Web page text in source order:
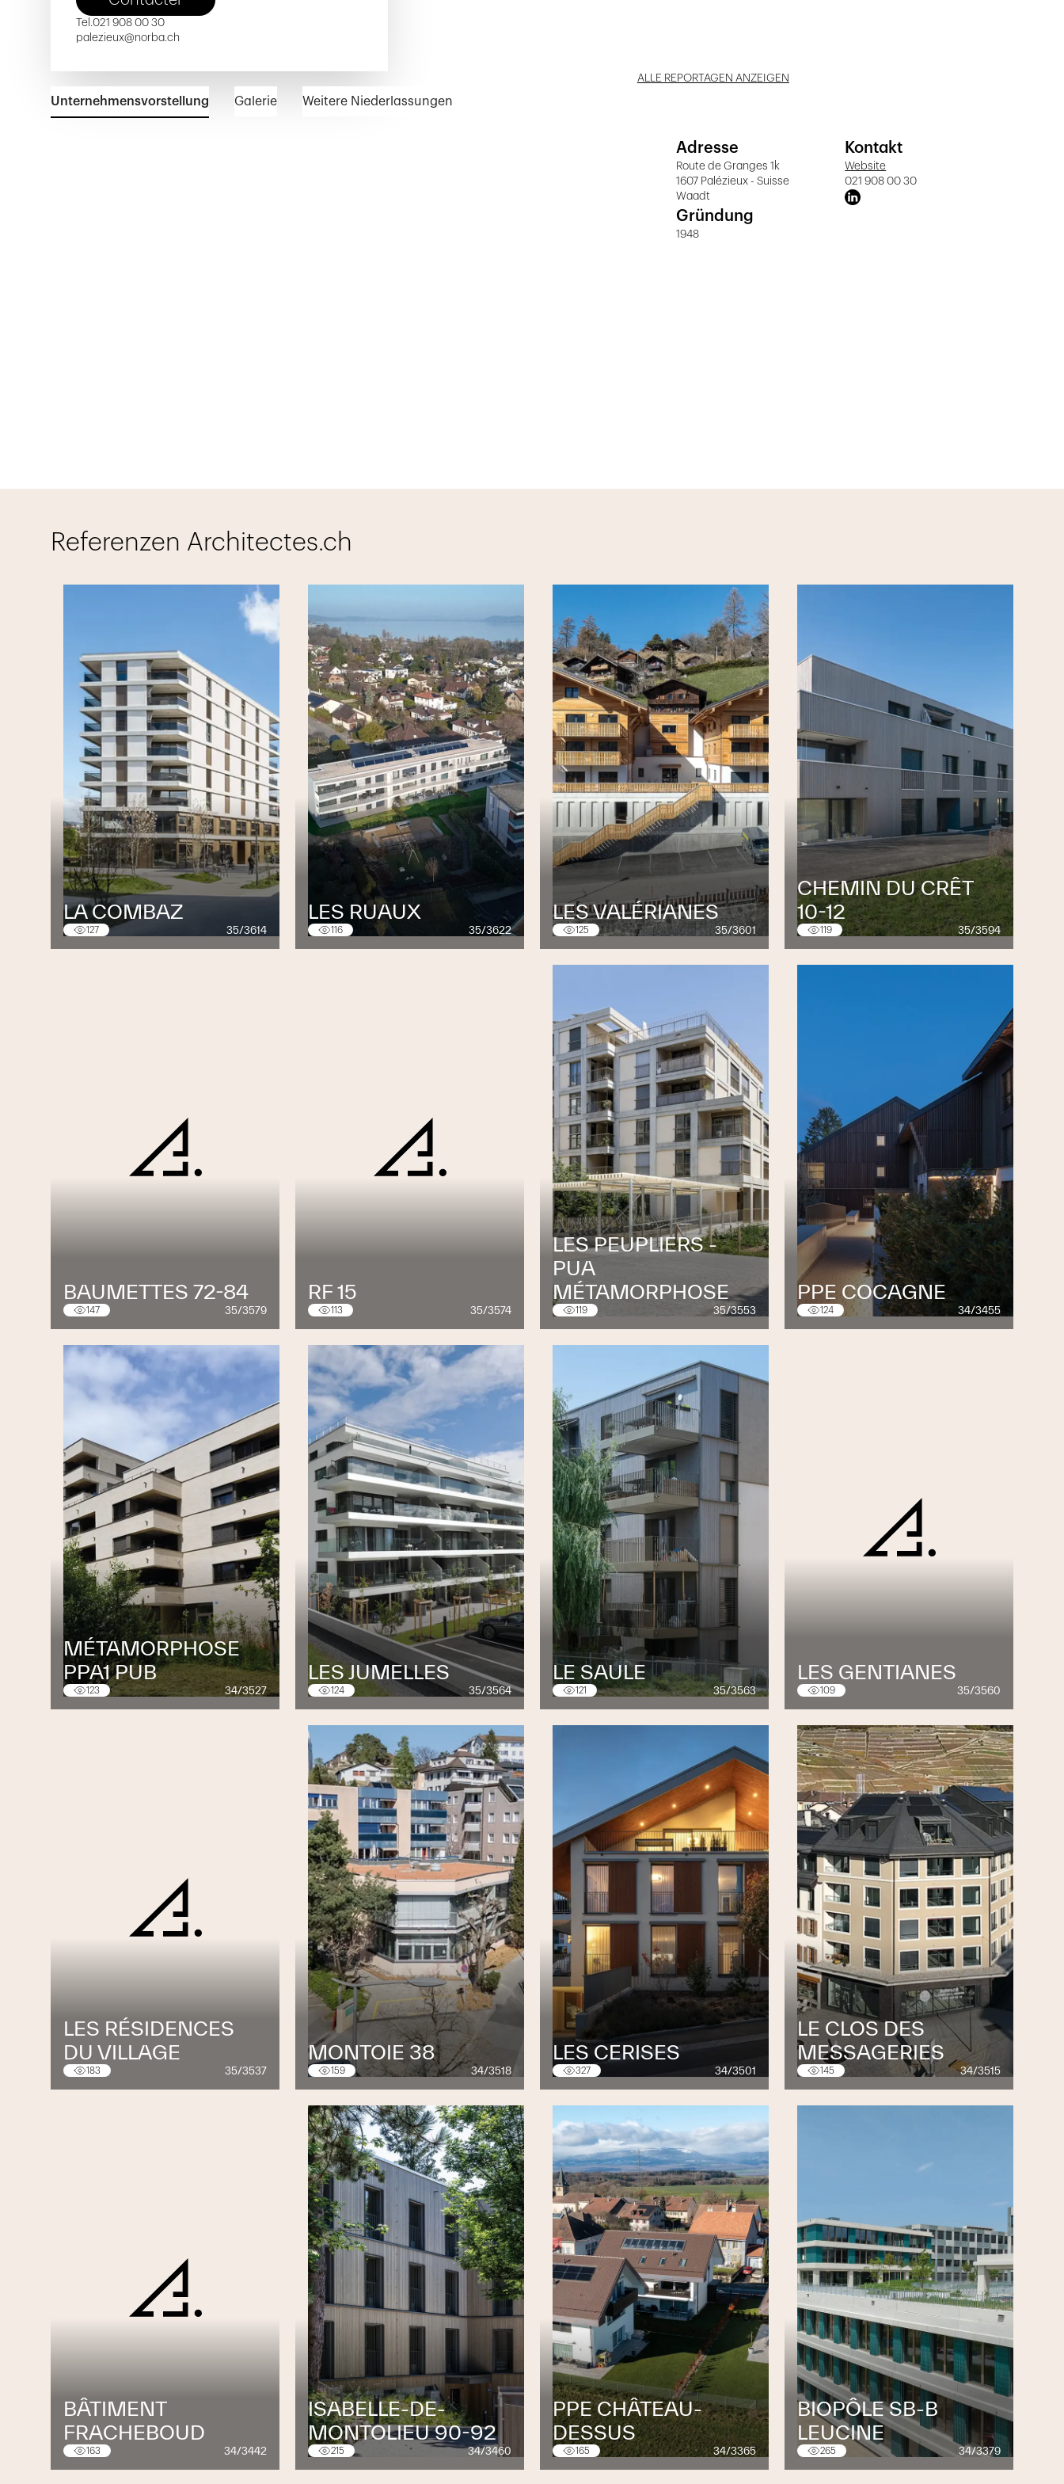
Tel.021 908 00 30
palezieux@norba.ch
ALLE REPORTAGEN ANZEIGEN
Unternehmensvorstellung Galerie Weitere Niederlassungen
Adresse
Route de Granges 1k
1607 Palézieux - Suisse
Waadt
Kontakt
Website
021 908 00 30
Gründung
1948
Referenzen Architectes.ch
LA COMBAZ
127 35/3614
LES RUAUX
116 35/3622
LES VALÉRIANES
125 35/3601
CHEMIN DU CRÊT
10-12
119 35/3594
BAUMETTES 72-84
147 35/3579
RF 15
113 35/3574
LES PEUPLIERS -
PUA
MÉTAMORPHOSE
119 35/3553
PPE COCAGNE
124 34/3455
MÉTAMORPHOSE
PPA1 PUB
123 34/3527
LES JUMELLES
124 35/3564
LE SAULE
121 35/3563
LES GENTIANES
109 35/3560
LES RÉSIDENCES
DU VILLAGE
183 35/3537
MONTOIE 38
159 34/3518
LES CERISES
327 34/3501
LE CLOS DES
MESSAGERIES
145 34/3515
BÂTIMENT
FRACHEBOUD
163 34/3442
ISABELLE-DE-
MONTOLIEU 90-92
215 34/3460
PPE CHÂTEAU-
DESSUS
165 34/3365
BIOPÔLE SB-B
LEUCINE
265 34/3379